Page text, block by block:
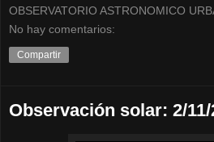
OBSERVATORIO ASTRONOMICO
No hay comentarios:
Compartir
Observación solar: 2/11/